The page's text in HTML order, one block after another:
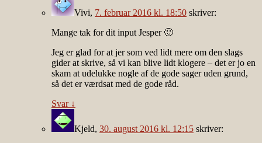
Vivi, 7. februar 2016 kl. 18:50 skriver:
Mange tak for dit input Jesper 🙂
Jeg er glad for at jer som ved lidt mere om den slags
gider at skrive, så vi kan blive lidt klogere – det er jo en
skam at udelukke nogle af de gode sager uden grund,
så det er værdsat med de gode råd.
Svar ↓
Kjeld, 30. august 2016 kl. 12:15 skriver: